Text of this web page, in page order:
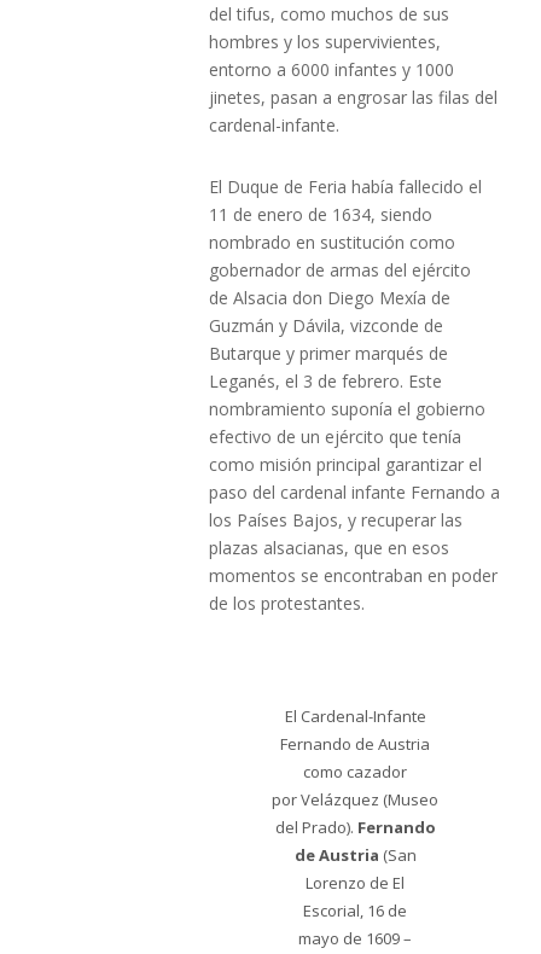
del tifus, como muchos de sus
hombres y los supervivientes,
entorno a 6000 infantes y 1000
jinetes, pasan a engrosar las filas del
cardenal-infante.
El Duque de Feria había fallecido el
11 de enero de 1634, siendo
nombrado en sustitución como
gobernador de armas del ejército
de Alsacia don Diego Mexía de
Guzmán y Dávila, vizconde de
Butarque y primer marqués de
Leganés, el 3 de febrero. Este
nombramiento suponía el gobierno
efectivo de un ejército que tenía
como misión principal garantizar el
paso del cardenal infante Fernando a
los Países Bajos, y recuperar las
plazas alsacianas, que en esos
momentos se encontraban en poder
de los protestantes.
El Cardenal-Infante
Fernando de Austria
como cazador
por Velázquez (Museo
del Prado). Fernando
de Austria (San
Lorenzo de El
Escorial, 16 de
mayo de 1609​ –